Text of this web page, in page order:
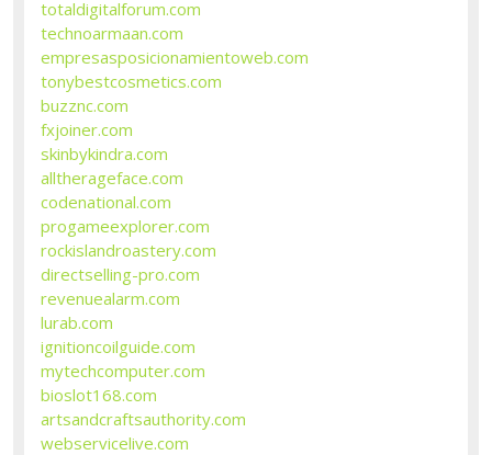
totaldigitalforum.com
technoarmaan.com
empresasposicionamientoweb.com
tonybestcosmetics.com
buzznc.com
fxjoiner.com
skinbykindra.com
alltherageface.com
codenational.com
progameexplorer.com
rockislandroastery.com
directselling-pro.com
revenuealarm.com
lurab.com
ignitioncoilguide.com
mytechcomputer.com
bioslot168.com
artsandcraftsauthority.com
webservicelive.com